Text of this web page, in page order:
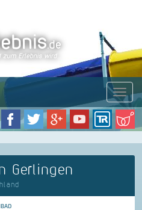
Menü
Gerlingen